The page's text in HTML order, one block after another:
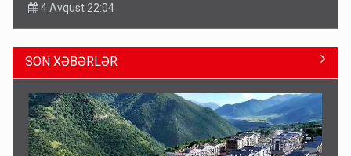
4 Avqust 22:04
SON XƏBƏRLƏR